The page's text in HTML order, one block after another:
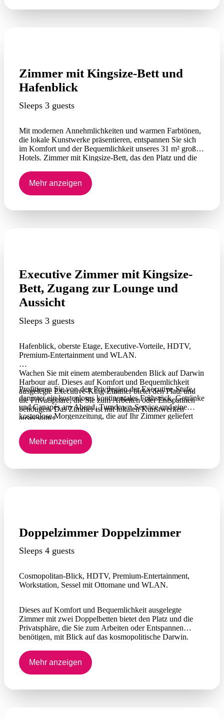
Telefone und einen Turndown-Service. Auf unseren
Zimmer mit Kingsize-Bett und
Hafenblick
Sleeps 3 guests
Mit modernen Annehmlichkeiten und warmen Farbtönen,
die lokale Kunstwerke präsentieren, entspannen Sie sich
im Komfort und der Bequemlichkeit unseres 31 m² großen
Hotels. Zimmer mit Kingsize-Bett, das den Platz und die
benötigen. Sehen Sie sich Ihre Lieblingssendung auf
unserem HDTV an. Bleiben Sie in Kontakt mit WLAN-
Internetzugang (gebührenpflichtig) oder entspannen Sie
Sie die Sonne von Darwin mit Panoramablick auf den
Mehr anzeigen
Executive Zimmer mit Kingsize-
Bett, Zugang zur Lounge und
Aussicht
Sleeps 3 guests
Hafenblick, oberste Etage, Executive-Vorteile, HDTV,
Premium-Entertainment und WLAN.
Wachen Sie mit einem atemberaubenden Blick auf Darwin
Harbour auf. Dieses auf Komfort und Bequemlichkeit
ausgelegte Executive-King-Zimmer bietet den Platz und
die Privatsphäre, die Sie zum Arbeiten oder Entspannen
benötigen. Das Zimmer ist mit lokalen Kunstwerken
ausgestattet.
Profitieren Sie von den Privilegien der Executive-Stufe,
darunter ein kostenloses kontinentales Frühstück, Getränke
und Canapés am Abend, Turndown-Service und eine
kostenlose Morgenzeitung, die auf Ihr Zimmer geliefert
an, bleiben Sie mit WLAN in Kontakt und behalten Sie
am Arbeitsplatz den Überblick.
Mehr anzeigen
Doppelzimmer Doppelzimmer
Sleeps 4 guests
Cosmopolitan-Blick, HDTV, Premium-Entertainment,
Workstation, Sessel mit Ottomane und WLAN.
Dieses auf Komfort und Bequemlichkeit ausgelegte
Zimmer mit zwei Doppelbetten bietet den Platz und die
Privatsphäre, die Sie zum Arbeiten oder Entspannen
benötigen, mit Blick auf das kosmopolitische Darwin.
Bleiben Sie mit WLAN in Kontakt und behalten Sie am
Arbeitsplatz den Überblick.
Mehr anzeigen